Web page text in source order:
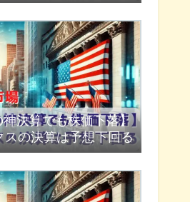
決算でも株価下落】
スの決算は予想下回る